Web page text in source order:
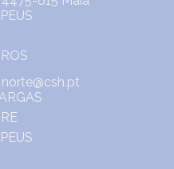
norte@csh.pt